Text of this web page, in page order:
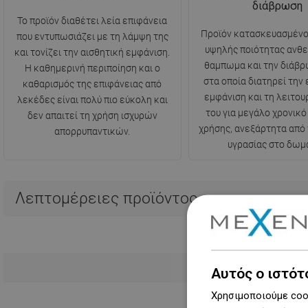
Το προϊόν διαθέτει λεία επιφάνεια
που εντυπωσιάζει με τη λάμψη της
και τονίζει την αισθητική εμφάνιση.
Η καθημερινή περιποίηση και ο
καθαρισμός της επιφάνειας από
λεκέδες είναι πολύ πιο εύκολη και
δεν απαιτεί τη χρήση ισχυρών
απορρυπαντικών.
διάβρωση
Προϊόν
υψηλής ποιότητας
θαμπωμα και την
στα οποία διατηρεί την
εμφάνιση και τη
του για μεγάλο
χρήσης, ανεξάρτητα από
υγρασίας στο
Λεπτομέρειες προϊόντος
Αυτός ο
Χρησιμοποιούμε